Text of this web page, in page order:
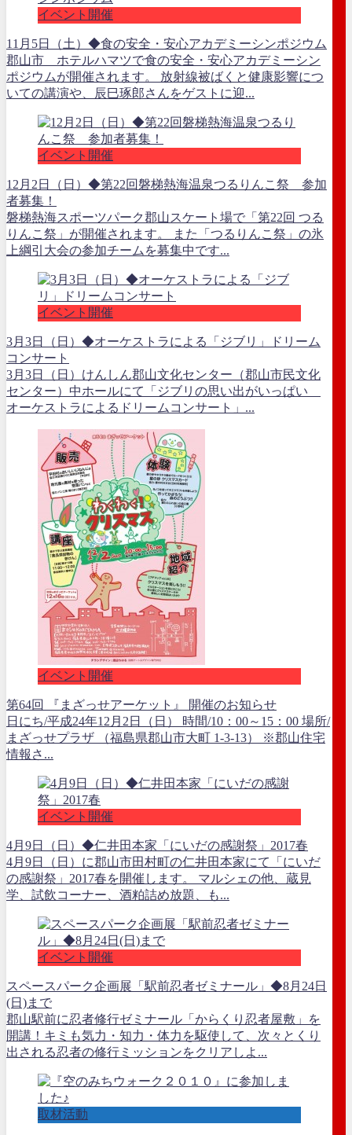
イベント開催
11月5日（土）◆食の安全・安心アカデミーシンポジウム
郡山市 ホテルハマツで食の安全・安心アカデミーシン
ポジウムが開催されます。 放射線被ばくと健康影響につ
いての講演や、辰巳琢郎さんをゲストに迎...
イベント開催
12月2日（日）◆第22回磐梯熱海温泉つるりんこ祭 参加
者募集！
磐梯熱海スポーツパーク郡山スケート場で「第22回 つる
りんこ祭」が開催されます。 また「つるりんこ祭」の氷
上綱引大会の参加チームを募集中です...
イベント開催
3月3日（日）◆オーケストラによる「ジブリ」ドリーム
コンサート
3月3日（日）けんしん郡山文化センター（郡山市民文化
センター）中ホールにて「ジブリの思い出がいっぱい
オーケストラによるドリームコンサート」...
イベント開催
第64回 『まざっせアーケット』 開催のお知らせ
日にち/平成24年12月2日（日） 時間/10：00～15：00 場所/
まざっせプラザ （福島県郡山市大町 1-3-13） ※郡山住宅
情報さ...
イベント開催
4月9日（日）◆仁井田本家「にいだの感謝祭」2017春
4月9日（日）に郡山市田村町の仁井田本家にて「にいだ
の感謝祭」2017春を開催します。 マルシェの他、蔵見
学、試飲コーナー、酒粕詰め放題、も...
イベント開催
スペースパーク企画展「駅前忍者ゼミナール」◆8月24日
(日)まで
郡山駅前に忍者修行ゼミナール「からくり忍者屋敷」を
開講！キミも気力・知力・体力を駆使して、次々とくり
出される忍者の修行ミッションをクリアしよ...
取材活動